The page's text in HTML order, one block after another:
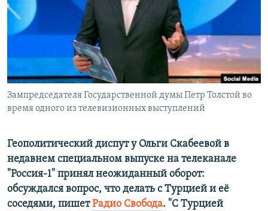
ПОБЕДИТЕЛЕЙ НЕ СУДЯТ?
КРЫМ.НЕПОКОРЕННЫЙ
УКРАИНСКАЯ ПРОБЛЕМА КРЫМА
ПРИСОЕДИНЯЙТЕСЬ!
Все сайты RFE/RL
Зампредседателя Государственной думы Петр Толстой во
время одного из телевизионных выступлений
Геополитический диспут у Ольги Скабеевой в
недавнем специальном выпуске на телеканале
"Россия-1" принял неожиданный оборот:
обсуждался вопрос, что делать с Турцией и её
соседями, пишетРадио Свобода. "С Турцией